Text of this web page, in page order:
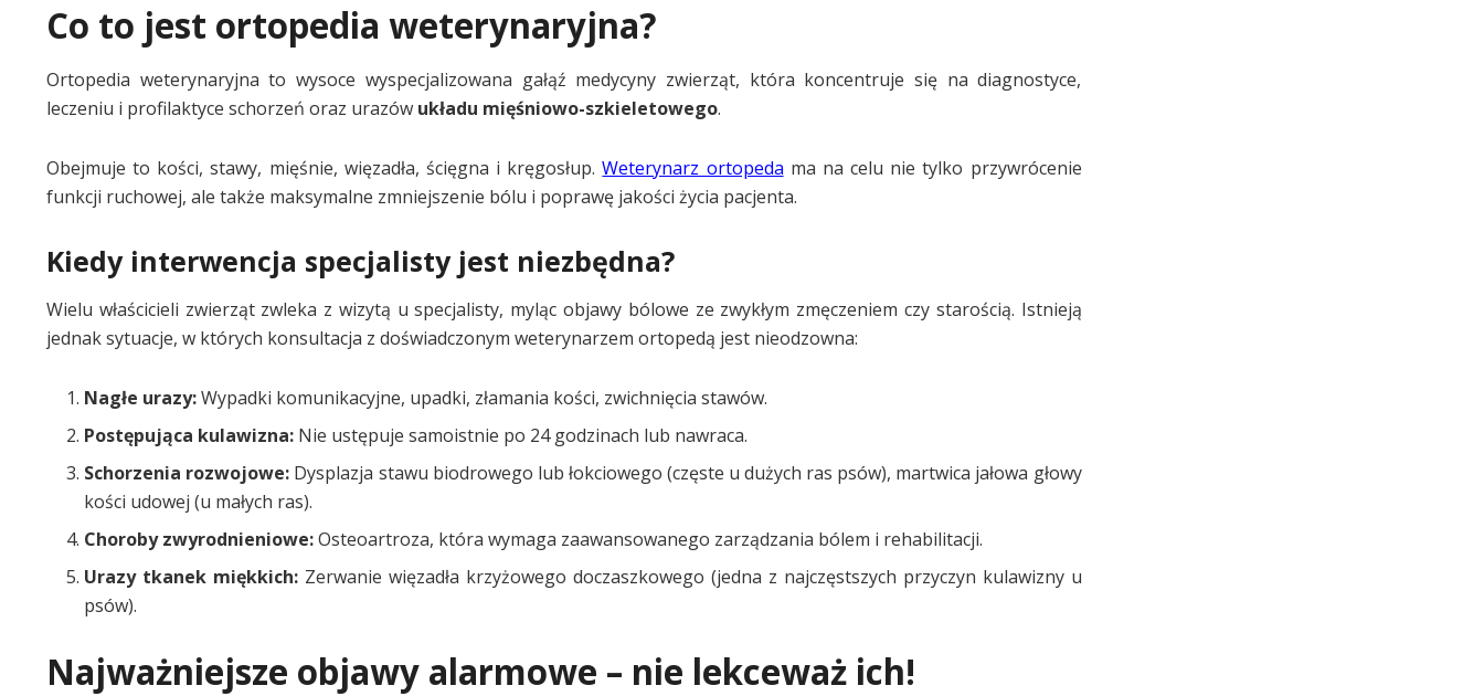
Co to jest ortopedia weterynaryjna?
Ortopedia weterynaryjna to wysoce wyspecjalizowana gałąź medycyny zwierząt, która koncentruje się na diagnostyce,
leczeniu i profilaktyce schorzeń oraz urazów układu mięśniowo-szkieletowego.
Obejmuje to kości, stawy, mięśnie, więzadła, ścięgna i kręgosłup.Weterynarz ortopeda ma na celu nie tylko przywrócenie
funkcji ruchowej, ale także maksymalne zmniejszenie bólu i poprawę jakości życia pacjenta.
Kiedy interwencja specjalisty jest niezbędna?
Wielu właścicieli zwierząt zwleka z wizytą u specjalisty, myląc objawy bólowe ze zwykłym zmęczeniem czy starością. Istnieją
jednak sytuacje, w których konsultacja z doświadczonym weterynarzem ortopedą jest nieodzowna:
Nagłe urazy:Wypadki komunikacyjne, upadki, złamania kości, zwichnięcia stawów.
Postępująca kulawizna: Nie ustępuje samoistnie po 24 godzinach lub nawraca.
Schorzenia rozwojowe: Dysplazja stawu biodrowego lub łokciowego (częste u dużych ras psów), martwica jałowa głowy
kości udowej (u małych ras).
Choroby zwyrodnieniowe:Osteoartroza, która wymaga zaawansowanego zarządzania bólem i rehabilitacji.
Urazy tkanek miękkich: Zerwanie więzadła krzyżowego doczaszkowego (jedna z najczęstszych przyczyn kulawizny u
psów).
Najważniejsze objawy alarmowe – nie lekceważ ich!